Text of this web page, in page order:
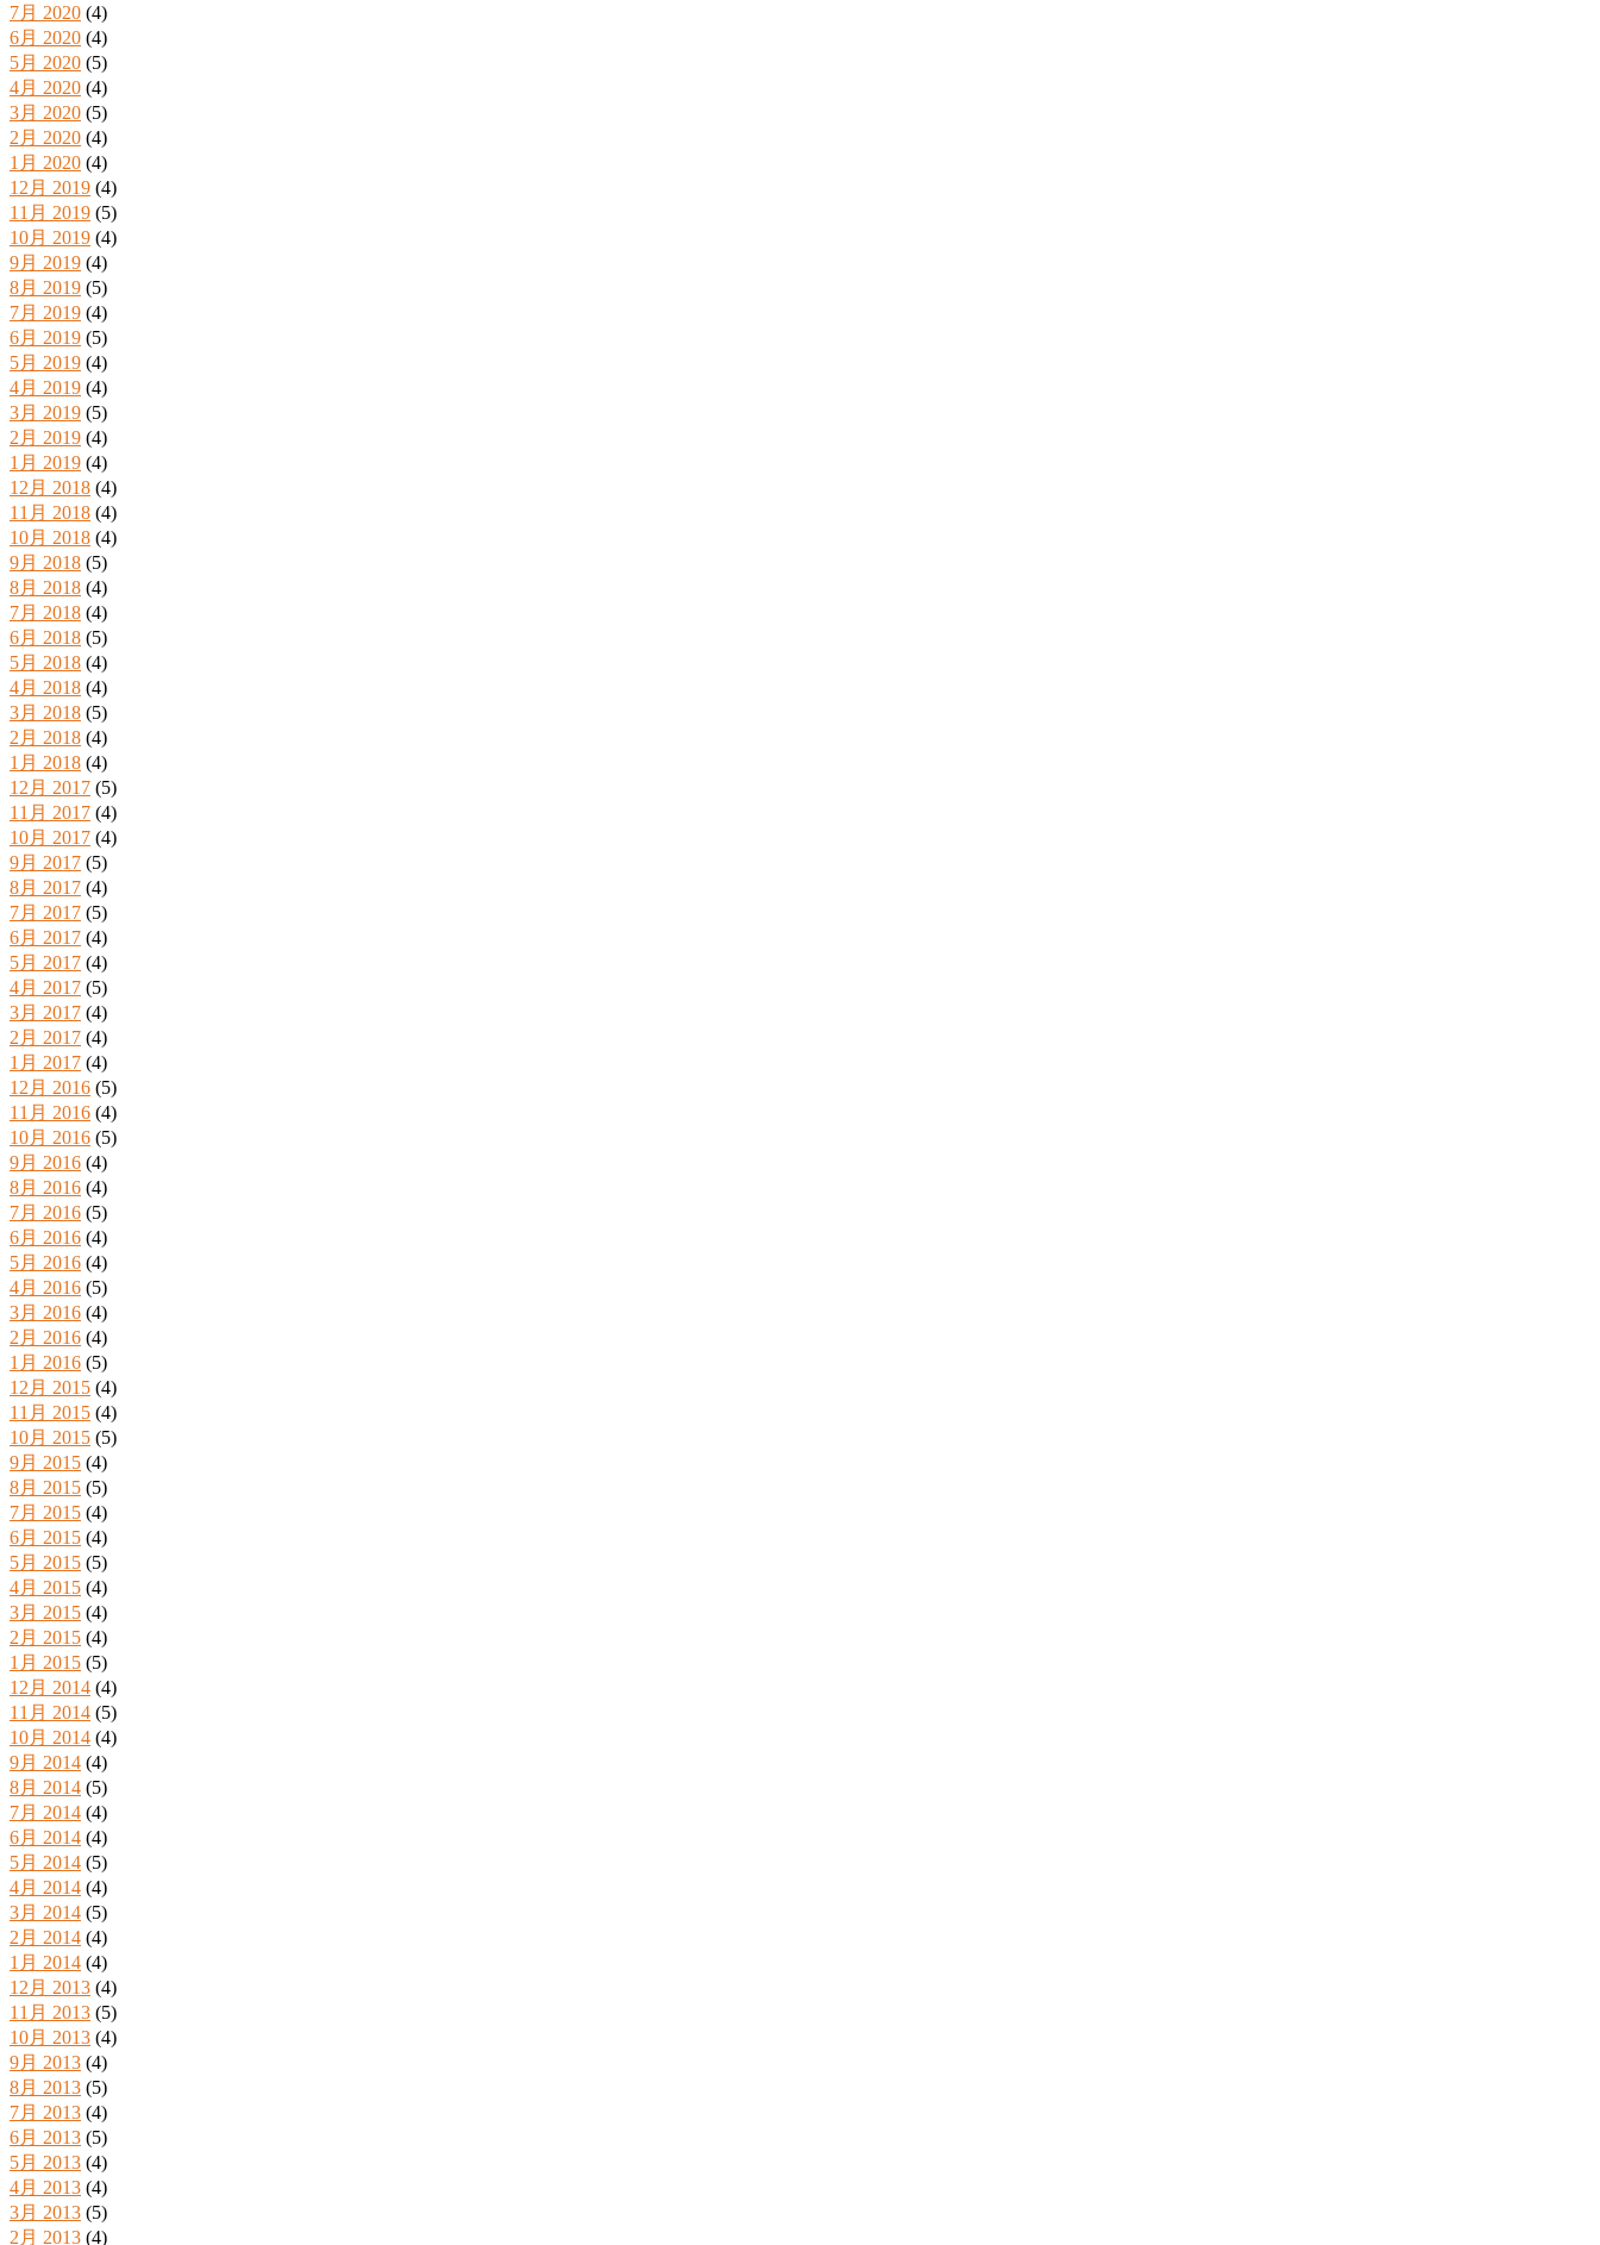
7月 2020 (4)
6月 2020 (4)
5月 2020 (5)
4月 2020 (4)
3月 2020 (5)
2月 2020 (4)
1月 2020 (4)
12月 2019 (4)
11月 2019 (5)
10月 2019 (4)
9月 2019 (4)
8月 2019 (5)
7月 2019 (4)
6月 2019 (5)
5月 2019 (4)
4月 2019 (4)
3月 2019 (5)
2月 2019 (4)
1月 2019 (4)
12月 2018 (4)
11月 2018 (4)
10月 2018 (4)
9月 2018 (5)
8月 2018 (4)
7月 2018 (4)
6月 2018 (5)
5月 2018 (4)
4月 2018 (4)
3月 2018 (5)
2月 2018 (4)
1月 2018 (4)
12月 2017 (5)
11月 2017 (4)
10月 2017 (4)
9月 2017 (5)
8月 2017 (4)
7月 2017 (5)
6月 2017 (4)
5月 2017 (4)
4月 2017 (5)
3月 2017 (4)
2月 2017 (4)
1月 2017 (4)
12月 2016 (5)
11月 2016 (4)
10月 2016 (5)
9月 2016 (4)
8月 2016 (4)
7月 2016 (5)
6月 2016 (4)
5月 2016 (4)
4月 2016 (5)
3月 2016 (4)
2月 2016 (4)
1月 2016 (5)
12月 2015 (4)
11月 2015 (4)
10月 2015 (5)
9月 2015 (4)
8月 2015 (5)
7月 2015 (4)
6月 2015 (4)
5月 2015 (5)
4月 2015 (4)
3月 2015 (4)
2月 2015 (4)
1月 2015 (5)
12月 2014 (4)
11月 2014 (5)
10月 2014 (4)
9月 2014 (4)
8月 2014 (5)
7月 2014 (4)
6月 2014 (4)
5月 2014 (5)
4月 2014 (4)
3月 2014 (5)
2月 2014 (4)
1月 2014 (4)
12月 2013 (4)
11月 2013 (5)
10月 2013 (4)
9月 2013 (4)
8月 2013 (5)
7月 2013 (4)
6月 2013 (5)
5月 2013 (4)
4月 2013 (4)
3月 2013 (5)
2月 2013 (4)